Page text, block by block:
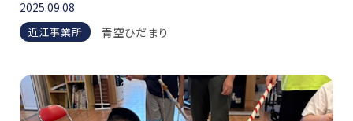
2025.09.08
近江事業所 青空ひだまり